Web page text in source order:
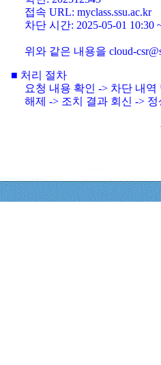
접속 URL: myclass.ssu.ac.kr
차단 시간: 2025-05-01 10:30
위와 같은 내용을 cloud-
■ 처리 절차
요청 내용 확인 -> 차단 내
해제 -> 조치 결과 회신 ->